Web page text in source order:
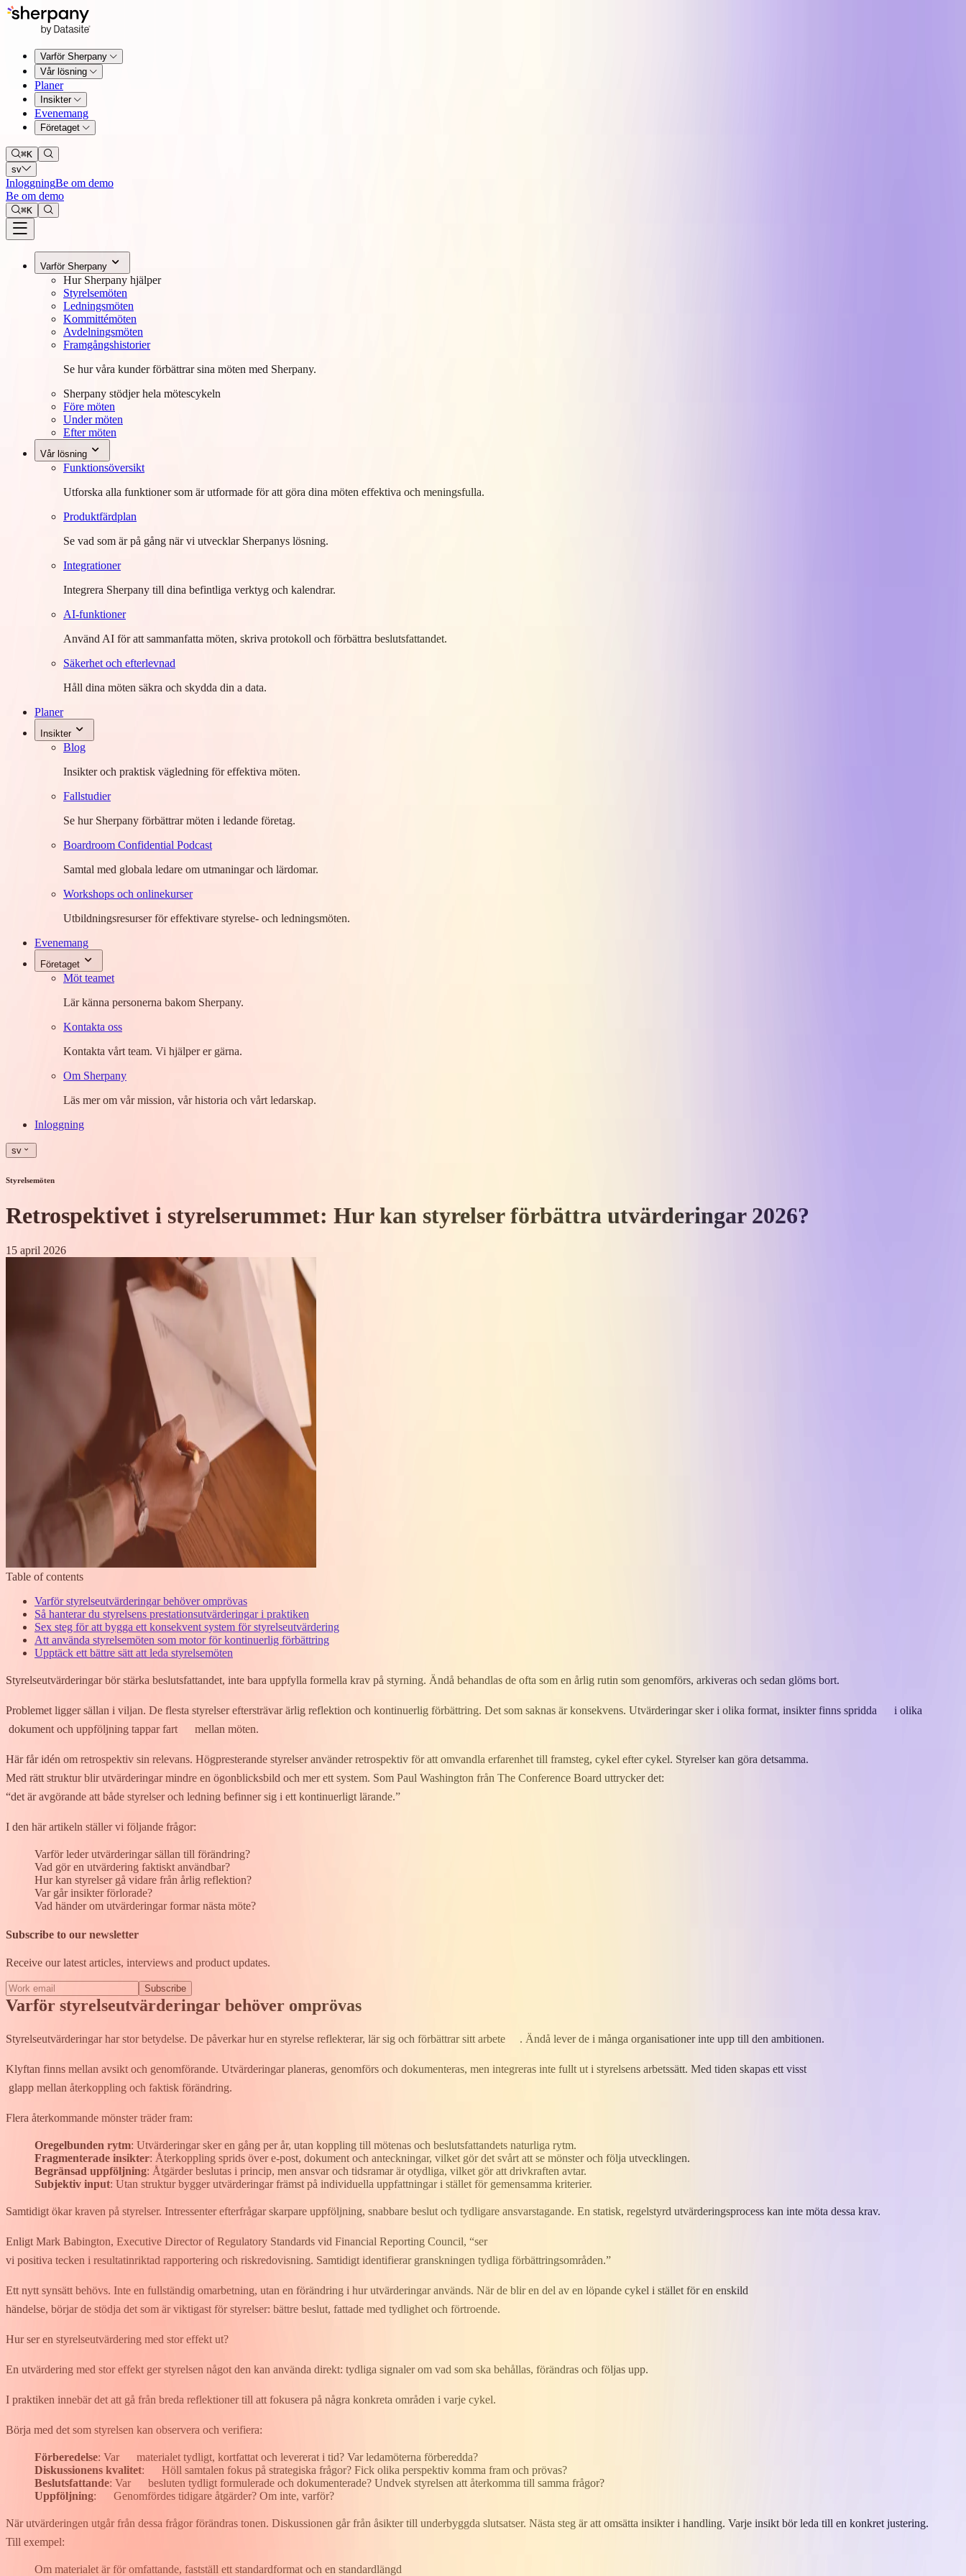
Varför Sherpany
Vår lösning
Planer
Insikter
Evenemang
Företaget
⌘K
sv
InloggningBe om demo
Be om demo
⌘K
Varför Sherpany
Hur Sherpany hjälper
Styrelsemöten
Ledningsmöten
Kommittémöten
Avdelningsmöten
Framgångshistorier
Se hur våra kunder förbättrar sina möten med Sherpany.
Sherpany stödjer hela mötescykeln
Före möten
Under möten
Efter möten
Vår lösning
Funktionsöversikt
Utforska alla funktioner som är utformade för att göra dina möten effektiva och meningsfulla.
Produktfärdplan
Se vad som är på gång när vi utvecklar Sherpanys lösning.
Integrationer
Integrera Sherpany till dina befintliga verktyg och kalendrar.
AI-funktioner
Använd AI för att sammanfatta möten, skriva protokoll och förbättra beslutsfattandet.
Säkerhet och efterlevnad
Håll dina möten säkra och skydda din a data.
Planer
Insikter
Blog
Insikter och praktisk vägledning för effektiva möten.
Fallstudier
Se hur Sherpany förbättrar möten i ledande företag.
Boardroom Confidential Podcast
Samtal med globala ledare om utmaningar och lärdomar.
Workshops och onlinekurser
Utbildningsresurser för effektivare styrelse- och ledningsmöten.
Evenemang
Företaget
Möt teamet
Lär känna personerna bakom Sherpany.
Kontakta oss
Kontakta vårt team. Vi hjälper er gärna.
Om Sherpany
Läs mer om vår mission, vår historia och vårt ledarskap.
Inloggning
sv
Styrelsemöten
Retrospektivet i styrelserummet: ​​H​ur kan styrelser förbättra utvärderingar 2026?
15 april 2026
Table of contents
Varför styrelseutvärderingar behöver omprövas
Så hanterar du styrelsens prestationsutvärderingar i praktiken
Sex steg för att bygga ett konsekvent system för styrelseutvärdering
Att använda​​ styrelsemöten som motor för kontinuerlig förbättring
Upptäck ett bättre sätt att ​leda​​ styrelsemöten
Styrelseutvärderingar bör stärka beslutsfattandet, inte bara uppfylla​ formella​ krav på styrning. Ändå behandlas de ofta som en årlig rutin som genomförs, arkiveras och sedan glöms bort.
Problemet ligger sällan i viljan. De flesta styrelser eftersträvar ärlig reflektion och kontinuerlig förbättring. Det som saknas är konsekvens. Utvärderingar sker i olika format, insikter ​finns ​sprid​da​​ ​ ​i olika​​ ​
dokument och uppföljning tappa​r fart​​ ​ mellan möten.
Här får idén om retrospektiv sin relevans. Högpresterande styrelser använder retrospektiv för att omvandla erfarenhet till framsteg, cykel efter cykel. Styrelser kan göra detsamma.
Med rätt struktur blir utvärderingar mindre en ögonblicksbild och mer ett system. Som Paul Washington från The Conference Board uttrycker det:
“det är avgörande att både styrelser och ledning befinner sig i ett kontinuerligt lärande.”
I den här artikeln ställer vi följande frågor:
Varför leder utvärderingar sällan till förändring?
Vad gör en utvärdering ​faktiskt användbar?
Hur kan styrelser gå ​vidare från​​ årlig reflektion?
Var går insikter förlorade?
Vad händer om utvärderingar formar nästa möte?
Subscribe to our newsletter
Receive our latest articles, interviews and product updates.
Subscribe
Varför styrelseutvärderingar behöver omprövas
Styrelseutvärderingar har stor betydelse. De påverkar hur en styrelse reflekterar, lär sig och ​förbättrar sitt arbete​​ ​. Ändå lever de i många organisationer inte upp till den ambitionen.
Klyftan finns mellan ​avsikt​​ och genomförande. Utvärderingar planeras, genomförs och dokumenteras, men integreras inte fullt ut i styrelsens arbetssätt. Med tiden skapas ett ​visst​​
glapp mellan återkoppling och faktisk förändring.
Flera återkommande mönster ​träder fram​​:
Oregelbunden rytm: ​U​tvärderingar sker en gång per år, utan koppling till mötenas och beslutsfattandets naturliga rytm.
Fragmenterade insikter: ​​​Å​terkoppling sprids över e-post, dokument och anteckningar, vilket gör det svårt att se mönster och följa utveckling​en​.
Begränsad uppföljning: ​Å​tgärder beslutas i princip, men ansvar och tidsramar är otydliga, vilket gör att drivkraften avtar.
Subjektiv input: ​U​tan struktur bygger utvärderingar främst på individuella uppfattningar i stället för gemensamma kriterier.
Samtidigt ökar kraven på styrelser. Intressenter efterfrågar skarpare uppföljning, snabbare beslut och tydligare ansvar​stagande​. En statisk, regelstyrd utvärderingsprocess kan inte möta dessa krav.
Enligt Mark Babington, Executive Director of Regulatory Standards vid Financial Reporting Council, “ser
vi positiva tecken i resultatinriktad rapportering och riskredovisning. Samtidigt identifierar granskningen tydliga förbättringsområden.”
Ett nytt synsätt behövs. Inte en fullständig omarbetning, utan en förändring i hur utvärderingar används. När de blir en del av en löpande cykel i stället för en enskild ​
händelse, börjar de stödja det som är viktigast för styrelser: bättre beslut, fattade med tydlighet och förtroende.
Hur ser en styrelseutvärdering med ​stor effekt ut?
En utvärdering med ​stor​​ effekt ger styrelsen något den kan använda direkt: tydliga signaler om vad som ska behållas, förändras och följas upp.
I praktiken innebär det att gå från breda reflektioner till ​att ​fokus​era​ på några konkreta områden i varje cykel.
Börja med det som styrelsen kan observera och verifiera:
Förberedelse: ​​Var​​​​ ​​ materialet tydligt, kortfattat och levererat i tid? Var ledamöterna förberedda?
Diskussionens kvalitet: ​ ​​H​öll samtalen fokus på strategiska frågor? Fick olika perspektiv komma fram och prövas?
Beslutsfattande: ​​Var​​​​ ​​ besluten tydligt formulerade och dokumenterade? Undvek styrelsen att återkomma till samma frågor?
Uppföljning: ​ ​​G​enomfördes tidigare åtgärder? Om inte, varför?
När utvärderingen utgår från dessa frågor förändras tonen. Diskussionen går från åsikter till underbyggda ​slutsatser. Nästa steg är att omsätta insikter i handling. Varje insikt bör leda till en konkret justering.
Till exempel:
Om materialet är för omfattande, fastställ ett standardformat och en ​​standard​längd